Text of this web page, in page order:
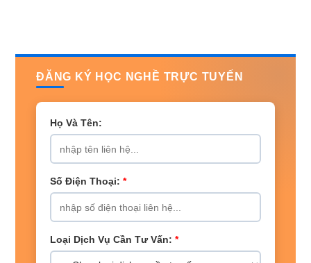
ĐĂNG KÝ HỌC NGHỀ TRỰC TUYẾN
Họ Và Tên:
Số Điện Thoại: *
Loại Dịch Vụ Cần Tư Vấn: *